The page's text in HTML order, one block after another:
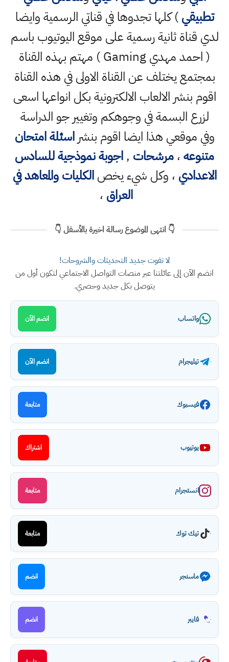
تطبيقي) كلها تجدوها في قناتي الرسمية وايضا
لدي قناة ثانية رسمية على موقع اليوتيوب باسم
( احمد مهدي Gaming ) مهتم بهذه القناة
بمجتمع يختلف عن القناة الاولى في هذه القناة
اقوم بنشر الالعاب الالكترونية بكل انواعها اسعى
لزرع البسمة في وجوهكم وتغيير جو الدراسة
وفي موقعي هذا ايضا اقوم بنشراسئلة امتحان
متنوعه،مرشحات ,اجوبة نموذجية للسادس
الاعدادي ، وكل شيء يخصالكليات والمعاهد في
العراق ،
👇 انتهى الموضوع رسالة اخيرة بالأسفل 👇
لا تفوت جديد التحديثات والشروحات!
انضم الآن إلى عائلتنا عبر منصات التواصل الاجتماعي لتكون أول من
يتوصل بكل جديد وحصري.
واتساب انضم الآن
تيليجرام انضم الآن
فيسبوك متابعة
يوتيوب اشتراك
انستجرام متابعة
تيك توك متابعة
ماسنجر انضم
فايبر انضم